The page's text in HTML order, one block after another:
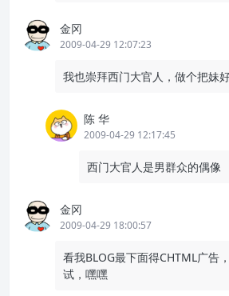
金冈
2009-04-29 12:07:23
我也崇拜西门大官人，做个把妹
陈 华
2009-04-29 12:17:45
西门大官人是男群众的偶像
金冈
2009-04-29 18:00:57
看我BLOG最下面得CHTML广告
试，嘿嘿